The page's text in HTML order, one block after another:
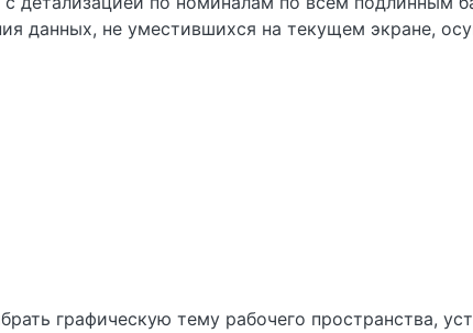
данных, не уместившихся на текущем экране,
графическую тему рабочего пространства,